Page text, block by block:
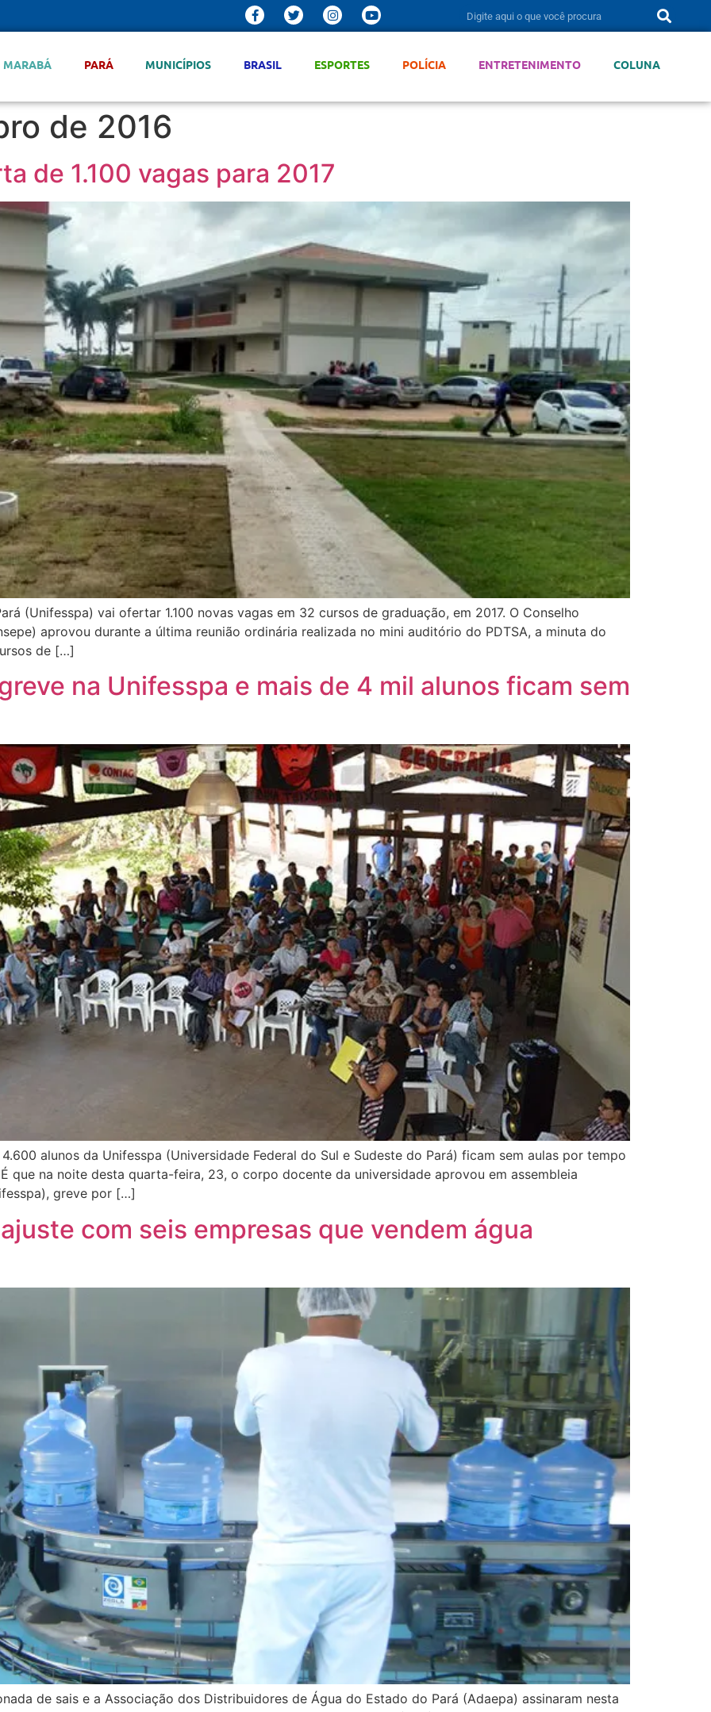
MARABÁ PARÁ MUNICÍPIOS BRASIL ESPORTES POLÍCIA ENTRETENIMENTO COLUNA
de 2016
de 1.100 vagas para 2017
(Unifesspa) vai ofertar 1.100 novas vagas em 32 cursos de graduação, em 2017. O Conselho
aprovou durante a última reunião ordinária realizada no mini auditório do PDTSA, a minuta do
de […]
na Unifesspa e mais de 4 mil alunos ficam sem
alunos da Unifesspa (Universidade Federal do Sul e Sudeste do Pará) ficam sem aulas por tempo
que na noite desta quarta-feira, 23, o corpo docente da universidade aprovou em assembleia
greve por […]
com seis empresas que vendem água
de sais e a Associação dos Distribuidores de Água do Estado do Pará (Adaepa) assinaram nesta